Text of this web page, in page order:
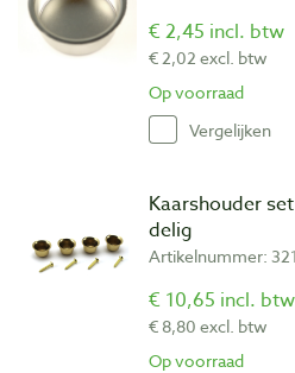
€ 2,45 incl. btw
€ 2,02 excl. btw
Op voorraad
Vergelijken
Kaarshouder
delig
Artikelnummer:
€ 10,65 incl. btw
€ 8,80 excl. btw
Op voorraad